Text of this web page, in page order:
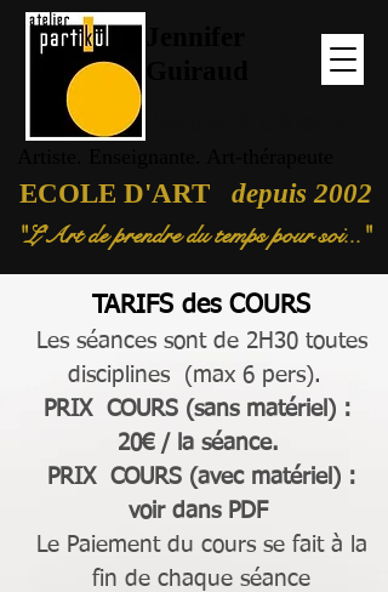
ECOLE D'ART depuis 2002
"L'Art de prendre du temps pour soi..."
TARIFS des COURS
Les séances sont de 2H30 toutes
disciplines (max 6 pers).
PRIX COURS (sans matériel) :
20€ / la séance.
PRIX COURS (avec matériel) :
voir dans PDF
Le Paiement du cours se fait à la
fin de chaque séance